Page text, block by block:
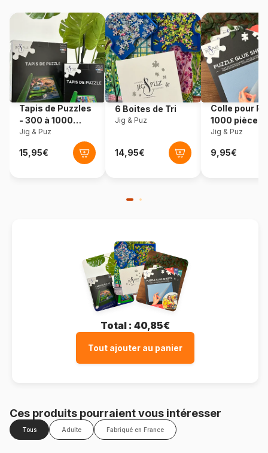
Castorland-104109
EAN 5904438104109
Nombre de pièces 1000 pièces
Dimensions 68 x 47 cm
Tapis de Puzzles
- 300 à 1000
pièces
Jig & Puz
6 Boites de Tri
Jig & Puz
Colle pour
1000 pièces
Jig & Puz
Total : 40,85€
Tout ajouter au panier
Ces produits pourraient vous intéresser
Tous Adulte Fabriqué en France